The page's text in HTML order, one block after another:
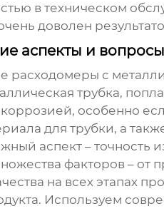
в техническом
доволен
аспекты и
расходомеры с
трубка,
особенно
для трубки, а
аспект – точность
факторов –
на всех этапах
Используем